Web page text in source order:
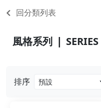
回分類列表
排序
風格系列 ❘ SERIES